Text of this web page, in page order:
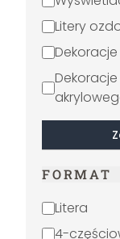
Litery
Dekoracje
Dekoracje
FORMAT
Litera
4-